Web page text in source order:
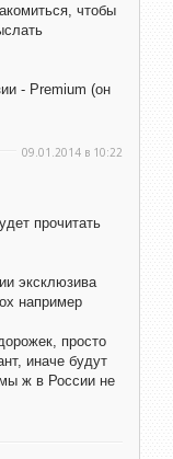
чтобы
- Premium (он
09.01.2014 в 10:22
прочитать
эксклюзива
например
просто
иначе будут
ж в России не